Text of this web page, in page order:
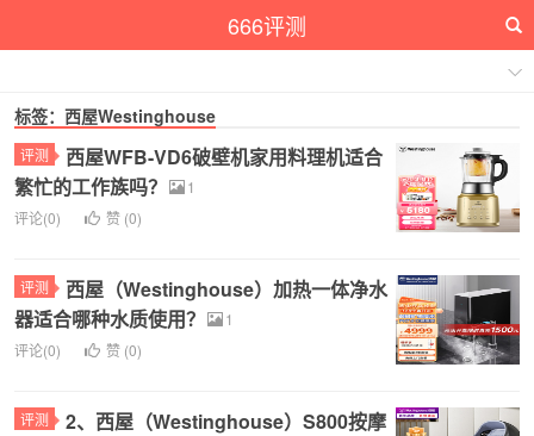
666评测
标签：西屋Westinghouse
评测
西屋WFB-VD6破壁机家用料理机适合
繁忙的工作族吗？
1
评论(0)
赞 (0)
评测
西屋（Westinghouse）加热一体净水
器适合哪种水质使用？
1
评论(0)
赞 (0)
评测
2、西屋（Westinghouse）S800按摩